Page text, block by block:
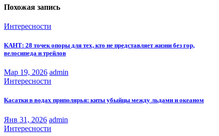
Похожая запись
Интересности
КАНТ: 28 точек опоры для тех, кто не представляет жизни без гор,
велосипеда и трейлов
Мар 19, 2026 admin
Интересности
Касатки в водах приполярья: киты убыйцы между льдами и океаном
Янв 31, 2026 admin
Интересности